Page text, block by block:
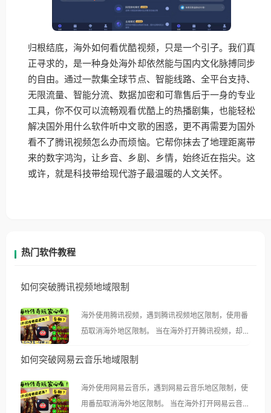
归根结底，海外如何看优酷视频，只是一个引子。我们真
正寻求的，是一种身处海外却依然能与国内文化脉搏同步
的自由。通过一款集全球节点、智能线路、全平台支持、
无限流量、智能分流、数据加密和可靠售后于一身的专业
工具，你不仅可以流畅观看优酷上的热播剧集，也能轻松
解决国外用什么软件听中文歌的困惑，更不再需要为国外
看不了腾讯视频怎么办而烦恼。它帮你抹去了地理距离带
来的数字鸿沟，让乡音、乡剧、乡情，始终近在指尖。这
或许，就是科技带给现代游子最温暖的人文关怀。
热门软件教程
如何突破腾讯视频地域限制
海外使用腾讯视频，遇到腾讯视频地区限制，使用番
茄取消海外地区限制。 当在海外打开腾讯视频，却突
示语。 海外用户如香港、澳门、台湾、美国、加拿
像其他音乐平台一样，出现地区及版权限制问题，且
仅能在中国大陆地区播放。 遇到这个问题的朋友们，
如何突破网易云音乐地域限制
海外使用网易云音乐，遇到网易云音乐地区限制，使
用番茄取消海外地区限制。 当在海外打开网易云音